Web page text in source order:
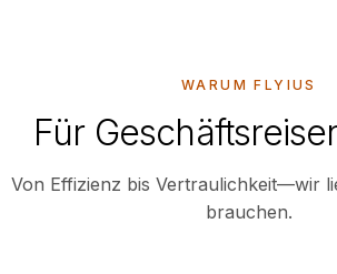
WARUM FLYIUS
Für
Von Effizienz bis Vertraulichkeit—wir
brauchen.